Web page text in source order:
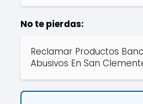
No te pierdas:
Reclamar Productos
Abusivos En San